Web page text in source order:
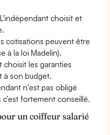
choisit et
cotisations peuvent être
à la loi Madelin).
choisit les garanties
à son budget.
n'est pas obligé
c’est fortement conseillé.
un coiffeur salarié